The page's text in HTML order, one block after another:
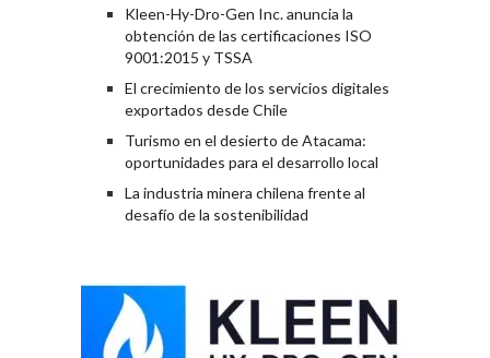
Kleen-Hy-Dro-Gen Inc. anuncia la
obtención de las certificaciones ISO
9001:2015 y TSSA
El crecimiento de los servicios digitales
exportados desde Chile
Turismo en el desierto de Atacama:
oportunidades para el desarrollo local
La industria minera chilena frente al
desafío de la sostenibilidad